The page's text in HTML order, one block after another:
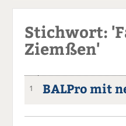
Stichwort:
Ziemßen'
1 BALPro mit